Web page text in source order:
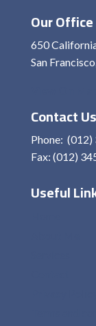
Our Office
650
San
Contact Us
Phone:
Fax: (012)
Useful